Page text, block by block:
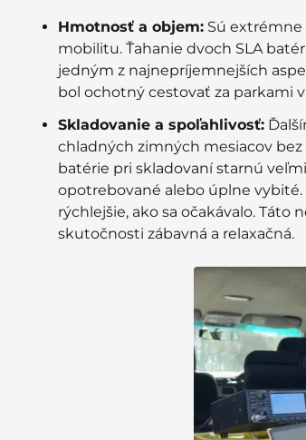
Hmotnosť a objem: Sú
mobilitu. Ťahanie dvoch SLA
jedným z najnepríjemnejších
bol ochotný cestovať za parkami
Skladovanie a spoľahlivosť:
chladných zimných mesiacov
batérie pri skladovaní starnú
opotrebované alebo úplne vybité.
rýchlejšie, ako sa očakávalo.
skutočnosti zábavná a relaxačná.